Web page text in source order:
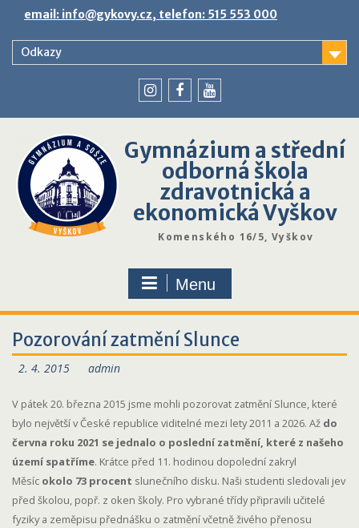
content
email: info@gykovy.cz, telefon: 515 553 000
Odkazy
Gymnázium a střední
odborná škola
zdravotnická a
ekonomická Vyškov
Komenského 16/5, Vyškov
Menu
Pozorování zatmění Slunce
2. 4. 2015 admin
V pátek 20. března 2015 jsme mohli pozorovat zatmění Slunce, které
bylo největší v České republice viditelné mezi lety 2011 a 2026. Až do
června roku 2021 se jednalo o poslední zatmění, které z našeho
území spatříme. Krátce před 11. hodinou dopolední zakryl
Měsíc okolo 73 procent slunečního disku. Naši studenti sledovali jev
před školou, popř. z oken školy. Pro vybrané třídy připravili učitelé
fyziky a zeměpisu přednášku o zatmění včetně živého přenosu